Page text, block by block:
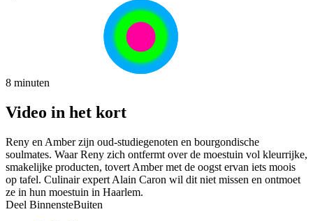
8 minuten
Video in het kort
Reny en Amber zijn oud-studiegenoten en bourgondische
soulmates. Waar Reny zich ontfermt over de moestuin vol kleurrijke,
smakelijke producten, tovert Amber met de oogst ervan iets moois
op tafel. Culinair expert Alain Caron wil dit niet missen en ontmoet
ze in hun moestuin in Haarlem.
Deel BinnensteBuiten